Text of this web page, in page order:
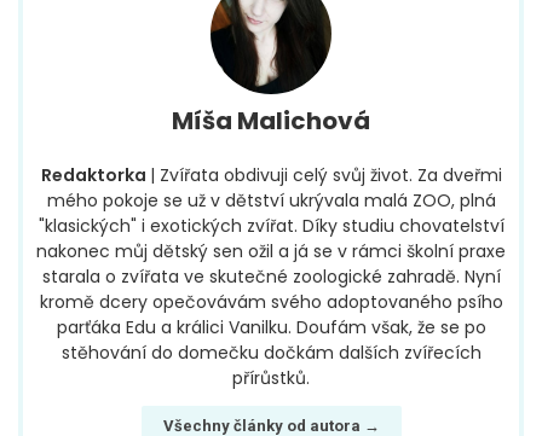
Míša Malichová
Redaktorka | Zvířata obdivuji celý svůj život. Za dveřmi
mého pokoje se už v dětství ukrývala malá ZOO, plná
"klasických" i exotických zvířat. Díky studiu chovatelství
nakonec můj dětský sen ožil a já se v rámci školní praxe
starala o zvířata ve skutečné zoologické zahradě. Nyní
kromě dcery opečovávám svého adoptovaného psího
parťáka Edu a králici Vanilku. Doufám však, že se po
stěhování do domečku dočkám dalších zvířecích
přírůstků.
Všechny články od autora →